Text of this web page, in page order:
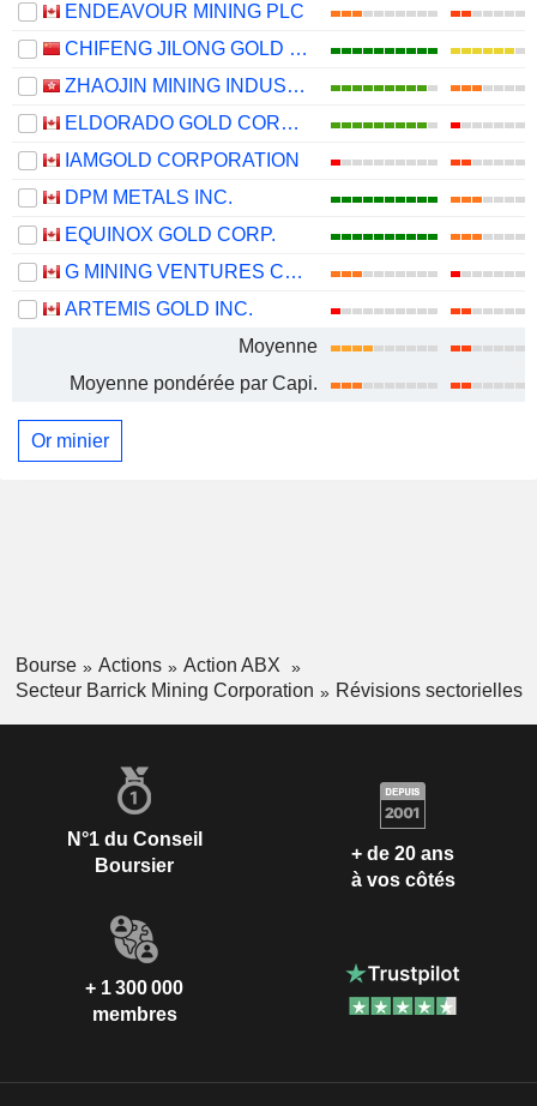
ENDEAVOUR MINING PLC
CHIFENG JILONG GOLD MINING GROUP LIMITED
ZHAOJIN MINING INDUSTRY COMPANY LIMITED
ELDORADO GOLD CORPORATION
IAMGOLD CORPORATION
DPM METALS INC.
EQUINOX GOLD CORP.
G MINING VENTURES CORP.
ARTEMIS GOLD INC.
Moyenne
Moyenne pondérée par Capi.
Or minier
Bourse Actions
Action ABX
Secteur Barrick Mining Corporation
Révisions sectorielles
N°1 du Conseil
Boursier
+ de 20 ans
à vos côtés
+ 1 300 000
membres